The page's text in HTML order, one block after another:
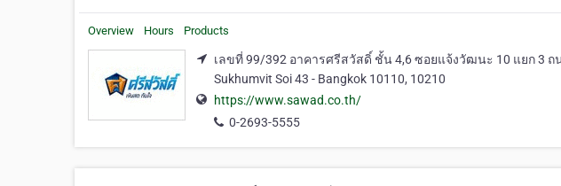
Overview Hours Products
เลขที่ 99/392 อาคารศรีสวัสดิ์ ชั้น 4,6 ซอยแจ้งวัฒนะ 10 แยก 3
Sukhumvit Soi 43 - Bangkok 10110, 10210
https://www.sawad.co.th/
0-2693-5555